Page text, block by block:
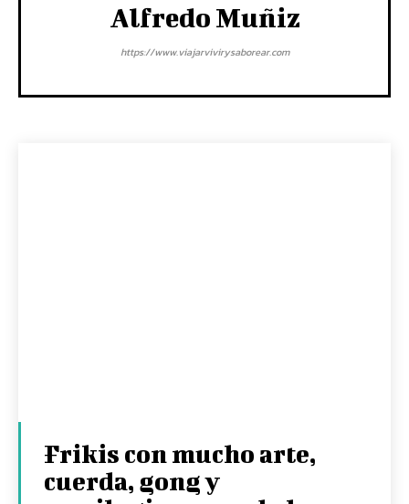
Alfredo Muñiz
https://www.viajarvivirysaborear.com
Frikis con mucho arte,
cuerda, gong y